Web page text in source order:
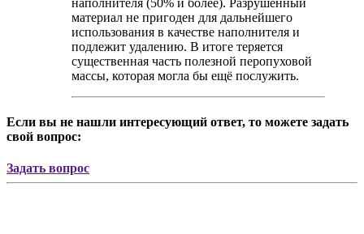
материал не пригоден для дальнейшего
использования в качестве наполнителя и
подлежит удалению. В итоге теряется
существенная часть полезной перопуховой
массы, которая могла бы ещё послужить.
Если вы не нашли интересующий ответ, то можете задать
свой вопрос:
Задать вопрос